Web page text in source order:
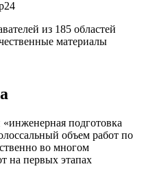
из 185 областей
материалы
«инженерная подготовка
объем работ по
во многом
на первых этапах